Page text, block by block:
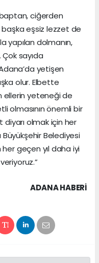
ciğerden
başka eşsiz lezzet de
yapılan dolmanın,
sayıda
yetişen
olur. Elbette
yeteneği de
olmasının önemli bir
diyarı olmak için her
Belediyesi
geçen yıl daha iyi
ADANA HABERİ